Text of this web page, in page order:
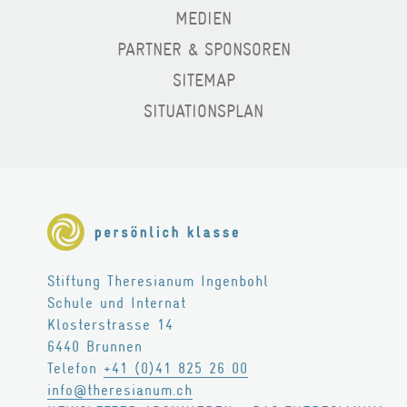
MEDIEN
PARTNER & SPONSOREN
SITEMAP
SITUATIONSPLAN
Stiftung Theresianum Ingenbohl
Schule und Internat
Klosterstrasse 14
6440 Brunnen
Telefon +41 (0)41 825 26 00
info@theresianum.ch